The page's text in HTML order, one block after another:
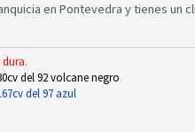
en Pontevedra y tienes un
del 92 volcane negro
del 97 azul